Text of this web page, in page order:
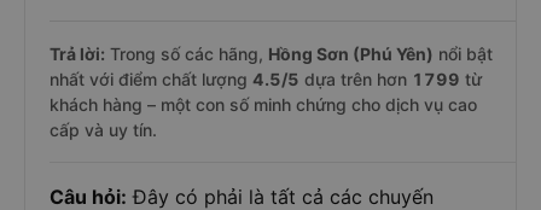
Trả lời: Trong số các hãng, Hồng Sơn (Phú Yên) nổi bật
nhất với điểm chất lượng 4.5/5 dựa trên hơn 1799 từ
khách hàng – một con số minh chứng cho dịch vụ cao
cấp và uy tín.
Câu hỏi: Đây có phải là tất cả các chuyến